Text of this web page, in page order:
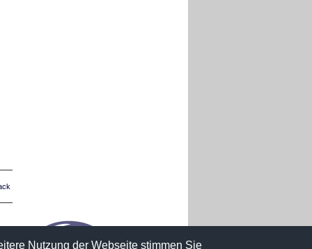
Nutzung der Webseite stimmen Sie